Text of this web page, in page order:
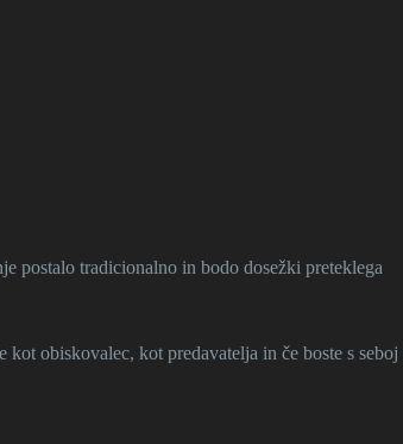
postalo tradicionalno in bodo dosežki preteklega
obiskovalec, kot predavatelja in če boste s seboj